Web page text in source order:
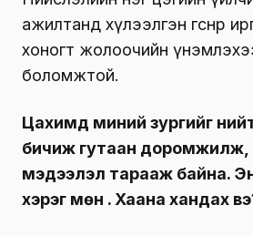
ажилтанд хүлээлгэн өгснөөр
хоногт жолоочийн
боломжтой.
Цахимд миний зургийг
бичиж гутаан доромжилж,
мэдээлэл тарааж байна.
хэрэг мөн үү. Хаана хандах